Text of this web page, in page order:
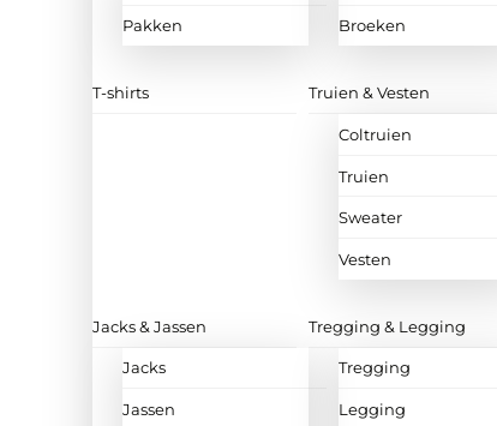
Pakken Broeken
T-shirts Truien & Vesten
Coltruien
Truien
Sweater
Vesten
Jacks & Jassen
Jacks
Jassen
Tregging & Legging
Tregging
Legging